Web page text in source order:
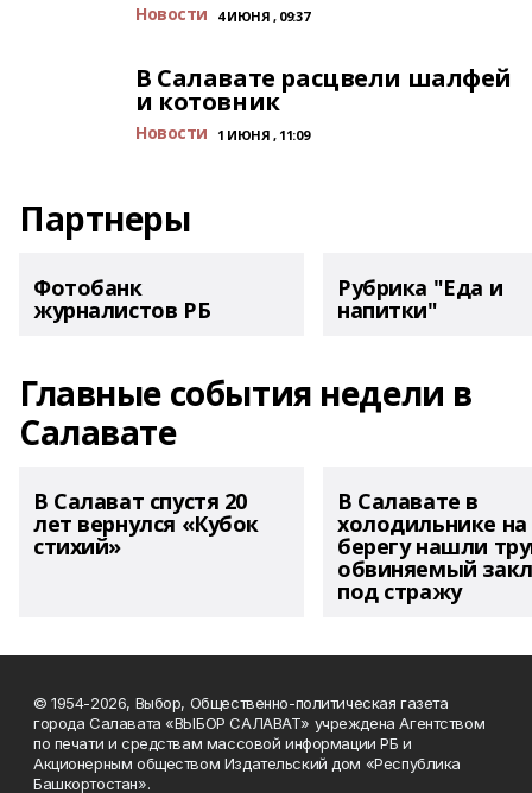
Новости 4 ИЮНЯ , 09:37
В Салавате расцвели шалфей
и котовник
Новости 1 ИЮНЯ , 11:09
Партнеры
Фотобанк
журналистов РБ
Рубрика "Еда и
напитки"
Главные события недели в
Салавате
В Салават спустя 20
лет вернулся «Кубок
стихий»
В Салавате в
холодильнике на
берегу нашли
обвиняемый
под стражу
© 1954-2026, Выбор, Общественно-политическая газета
города Салавата «ВЫБОР САЛАВАТ» учреждена Агентством
по печати и средствам массовой информации РБ и
Акционерным обществом Издательский дом «Республика
Башкортостан».